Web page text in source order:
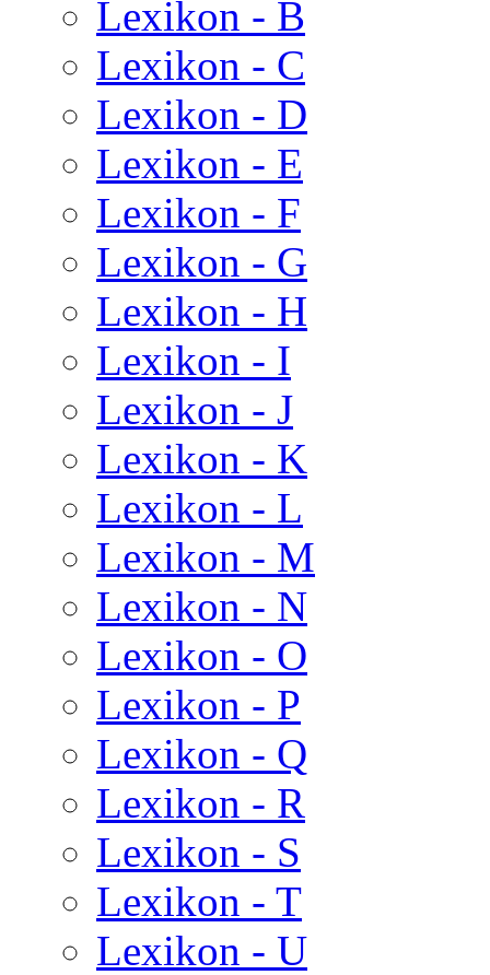
Lexikon - B
Lexikon - C
Lexikon - D
Lexikon - E
Lexikon - F
Lexikon - G
Lexikon - H
Lexikon - I
Lexikon - J
Lexikon - K
Lexikon - L
Lexikon - M
Lexikon - N
Lexikon - O
Lexikon - P
Lexikon - Q
Lexikon - R
Lexikon - S
Lexikon - T
Lexikon - U